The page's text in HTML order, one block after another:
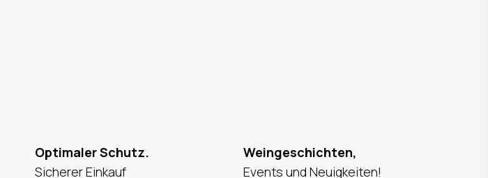
Optimaler Schutz.
Sicherer Einkauf
Weingeschichten,
Events und Neuigkeiten!